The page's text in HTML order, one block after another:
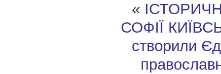
«
СОФІЇ
створили